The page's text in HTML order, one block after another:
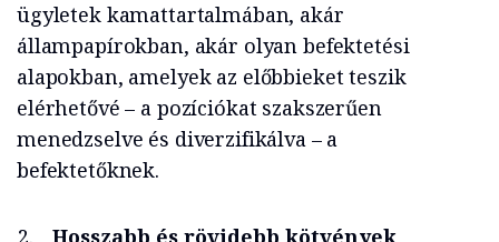
ügyletek kamattartalmában, akár
állampapírokban, akár olyan befektetési
alapokban, amelyek az előbbieket teszik
elérhetővé – a pozíciókat szakszerűen
menedzselve és diverzifikálva – a
befektetőknek.
Hosszabb és rövidebb kötvények